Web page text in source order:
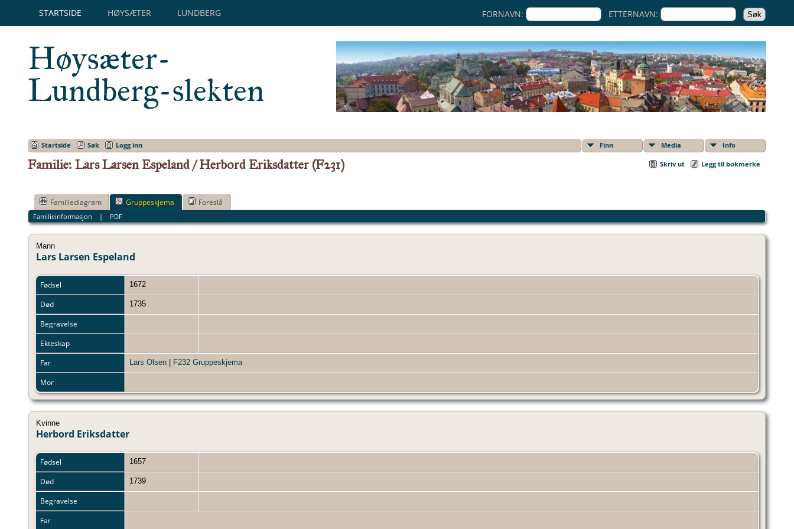
STARTSIDE HØYSÆTER LUNDBERG FORNAVN: ETTERNAVN:
Høysæter-
Lundberg-slekten
Finn Media Info
Startside Søk Logg inn
Skriv ut Legg til bokmerke
Familie: Lars Larsen Espeland / Herbord Eriksdatter (F231)
Familiediagram Gruppeskjema Foreslå
Familieinformasjon | PDF
Mann
Lars Larsen Espeland
Fødsel 1672
Død 1735
Begravelse
Ekteskap
Far
Lars Olsen F232 Gruppeskjema
Mor
Kvinne
Herbord Eriksdatter
Fødsel 1657
Død 1739
Begravelse
Far